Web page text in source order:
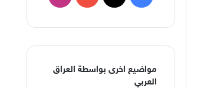
مواضيع اخرى بواسطة العراق
العربي